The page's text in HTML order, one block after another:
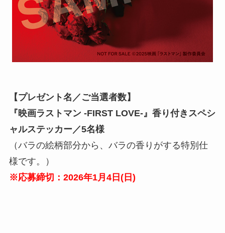
【プレゼント名／ご当選者数】
『映画ラストマン -FIRST LOVE-』 香り付きスペシ
ャルステッカー ／5名様
（バラの絵柄部分から、バラの香りがする特別仕
様です。）
※応募締切：2026年1月4日(日 )